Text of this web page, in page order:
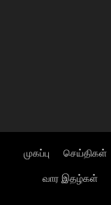
முகப்பு செய்திகள்
வார இதழ்கள்